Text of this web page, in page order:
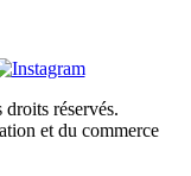
droits réservés.
et du commerce